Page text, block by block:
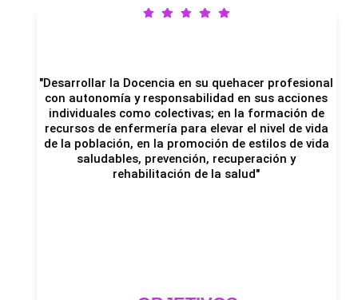
"Desarrollar la Docencia en su quehacer profesional
con autonomía y responsabilidad en sus acciones
individuales como colectivas; en la formación de
recursos de enfermería para elevar el nivel de vida
de la población, en la promoción de estilos de vida
saludables, prevención, recuperación y
rehabilitación de la salud"